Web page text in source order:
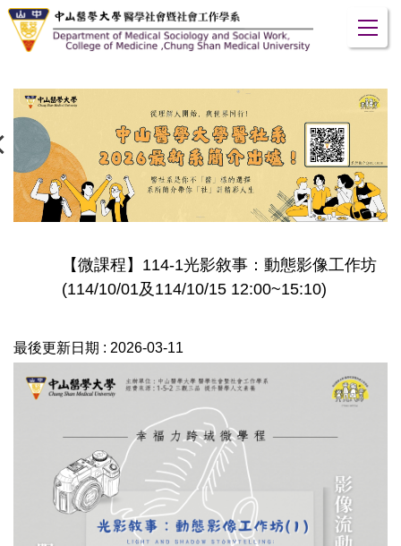
跳
到
容
區
【微課程】114-1光影敘事：動態影像工作坊
(114/10/01及114/10/15 12:00~15:10)
最後更新日期 : 2026-03-11